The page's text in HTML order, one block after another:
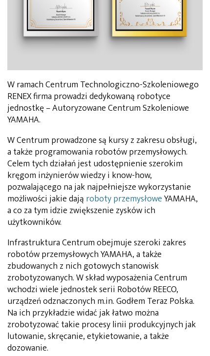
W ramach Centrum Technologiczno-Szkoleniowego
RENEX firma prowadzi dedykowaną robotyce
jednostkę – Autoryzowane Centrum Szkoleniowe
YAMAHA.
W Centrum prowadzone są kursy z zakresu obsługi,
a także programowania robotów przemysłowych.
Celem tych działań jest udostępnienie szerokim
kręgom inżynierów wiedzy i know-how,
pozwalającego na jak najpełniejsze wykorzystanie
możliwości jakie dają roboty przemysłoweYAMAHA,
a co za tym idzie zwiększenie zysków ich
użytkowników.
Infrastruktura Centrum obejmuje szeroki zakres
robotów przemysłowych YAMAHA, a także
zbudowanych z nich gotowych stanowisk
zrobotyzowanych. W skład wyposażenia Centrum
wchodzi wiele jednostek serii Robotów REECO,
urządzeń odznaczonych m.in. Godłem Teraz Polska.
Na ich przykładzie widać jak łatwo można
zrobotyzować takie procesy linii produkcyjnych jak
lutowanie, skręcanie, etykietowanie, a także
dozowanie.